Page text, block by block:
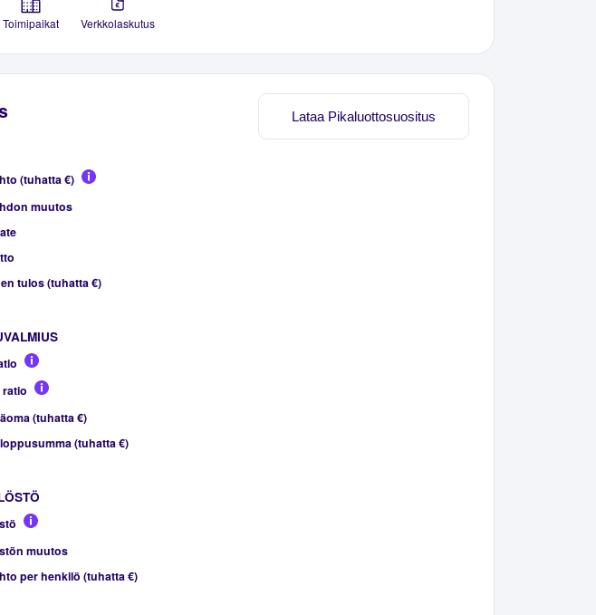
Toimipaikat Verkkolaskutus
Lataa Pikaluottosuositus
(tuhatta €)
muutos
tulos (tuhatta €)
(tuhatta €)
(tuhatta €)
muutos
per henkilö (tuhatta €)